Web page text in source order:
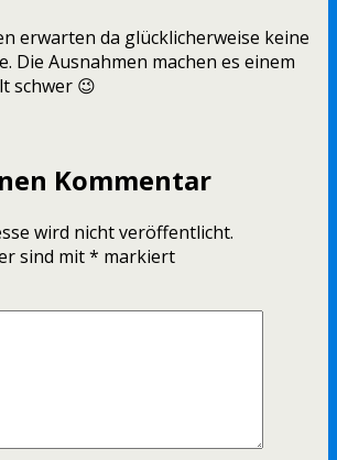
erwarten da glücklicherweise keine
Die Ausnahmen machen es einem
schwer 😉
Kommentar
wird nicht veröffentlicht.
sind mit* markiert